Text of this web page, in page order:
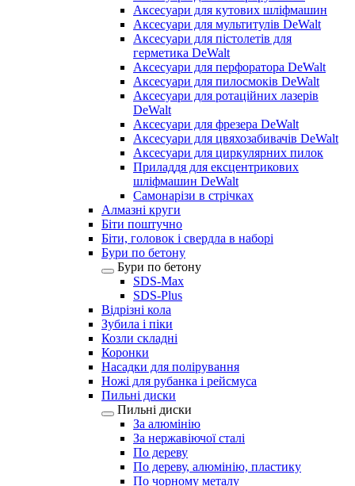
Аксесуари для кутових шліфмашин
Аксесуари для мультитулів DeWalt
Аксесуари для пістолетів для
герметика DeWalt
Аксесуари для перфоратора DeWalt
Аксесуари для пилосмоків DeWalt
Аксесуари для ротаційних лазерів
DeWalt
Аксесуари для фрезера DeWalt
Аксесуари для цвяхозабивачів DeWalt
Аксесуари для циркулярних пилок
Приладдя для ексцентрикових
шліфмашин DeWalt
Самонарізи в стрічках
Алмазні круги
Біти поштучно
Біти, головок і свердла в наборі
Бури по бетону
Бури по бетону
SDS-Max
SDS-Plus
Відрізні кола
Зубила і піки
Козли складні
Коронки
Насадки для полірування
Ножі для рубанка і рейсмуса
Пильні диски
Пильні диски
За алюмінію
За нержавіючої сталі
По дереву
По дереву, алюмінію, пластику
По чорному металу